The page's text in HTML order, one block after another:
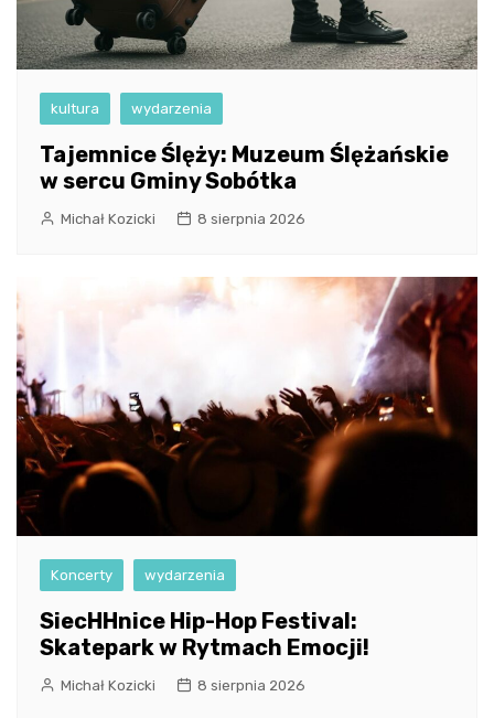
kultura wydarzenia
Tajemnice Ślęży: Muzeum Ślężańskie
w sercu Gminy Sobótka
Michał Kozicki 8 sierpnia 2026
Koncerty wydarzenia
SiecHHnice Hip-Hop Festival:
Skatepark w Rytmach Emocji!
Michał Kozicki 8 sierpnia 2026